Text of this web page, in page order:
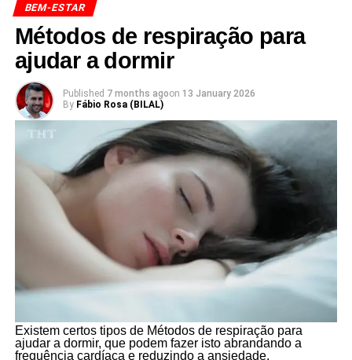
BEM-ESTAR
Métodos de respiração para
ajudar a dormir
Published 7 months agoon 13 January 2026
By Fábio Rosa (BILAL)
Existem certos tipos de Métodos de respiração para
ajudar a dormir, que podem fazer isto abrandando a
frequência cardíaca e reduzindo a ansiedade.